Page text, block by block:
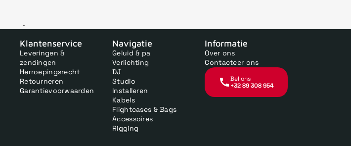
Voor 15uur besteld, zelfde dag
Klantenservice
Leveringen &
zendingen
Herroepingsrecht
Retourneren
Garantievoorwaarden
Navigatie
Geluid & pa
Verlichting
DJ
Studio
Installeren
Kabels
Flightcases & Bags
Accessoires
Rigging
Informatie
Over ons
Contacteer ons
Bel ons
+32 89 308 954